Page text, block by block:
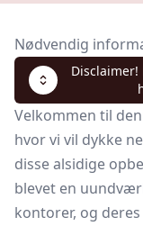
Nødvendig
Velkommen til
hvor vi vil dykke
disse alsidige
blevet en
kontorer, og